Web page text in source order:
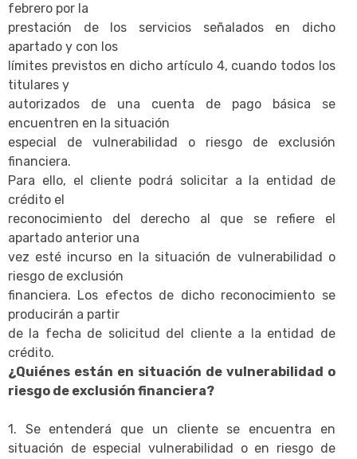
febrero por la
prestación de los servicios señalados en dicho
apartado y con los
límites previstos en dicho artículo 4, cuando todos los
titulares y
autorizados de una cuenta de pago básica se
encuentren en la situación
especial de vulnerabilidad o riesgo de exclusión
financiera.
Para ello, el cliente podrá solicitar a la entidad de
crédito el
reconocimiento del derecho al que se refiere el
apartado anterior una
vez esté incurso en la situación de vulnerabilidad o
riesgo de exclusión
financiera. Los efectos de dicho reconocimiento se
producirán a partir
de la fecha de solicitud del cliente a la entidad de
crédito.
¿Quiénes están en situación de vulnerabilidad o
riesgo de exclusión financiera?
1. Se entenderá que un cliente se encuentra en
situación de especial vulnerabilidad o en riesgo de